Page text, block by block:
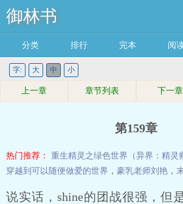
御林书
分类 排行 完本 阅
字: 大 中 小
上一章 章节列表 下一章
第159章
热门推荐： 重生精灵之绿色世界（异界：精灵
穿越到可以随便做爱的世界 ， 豪乳老师刘艳 ，
说实话，shine的团战很强，但